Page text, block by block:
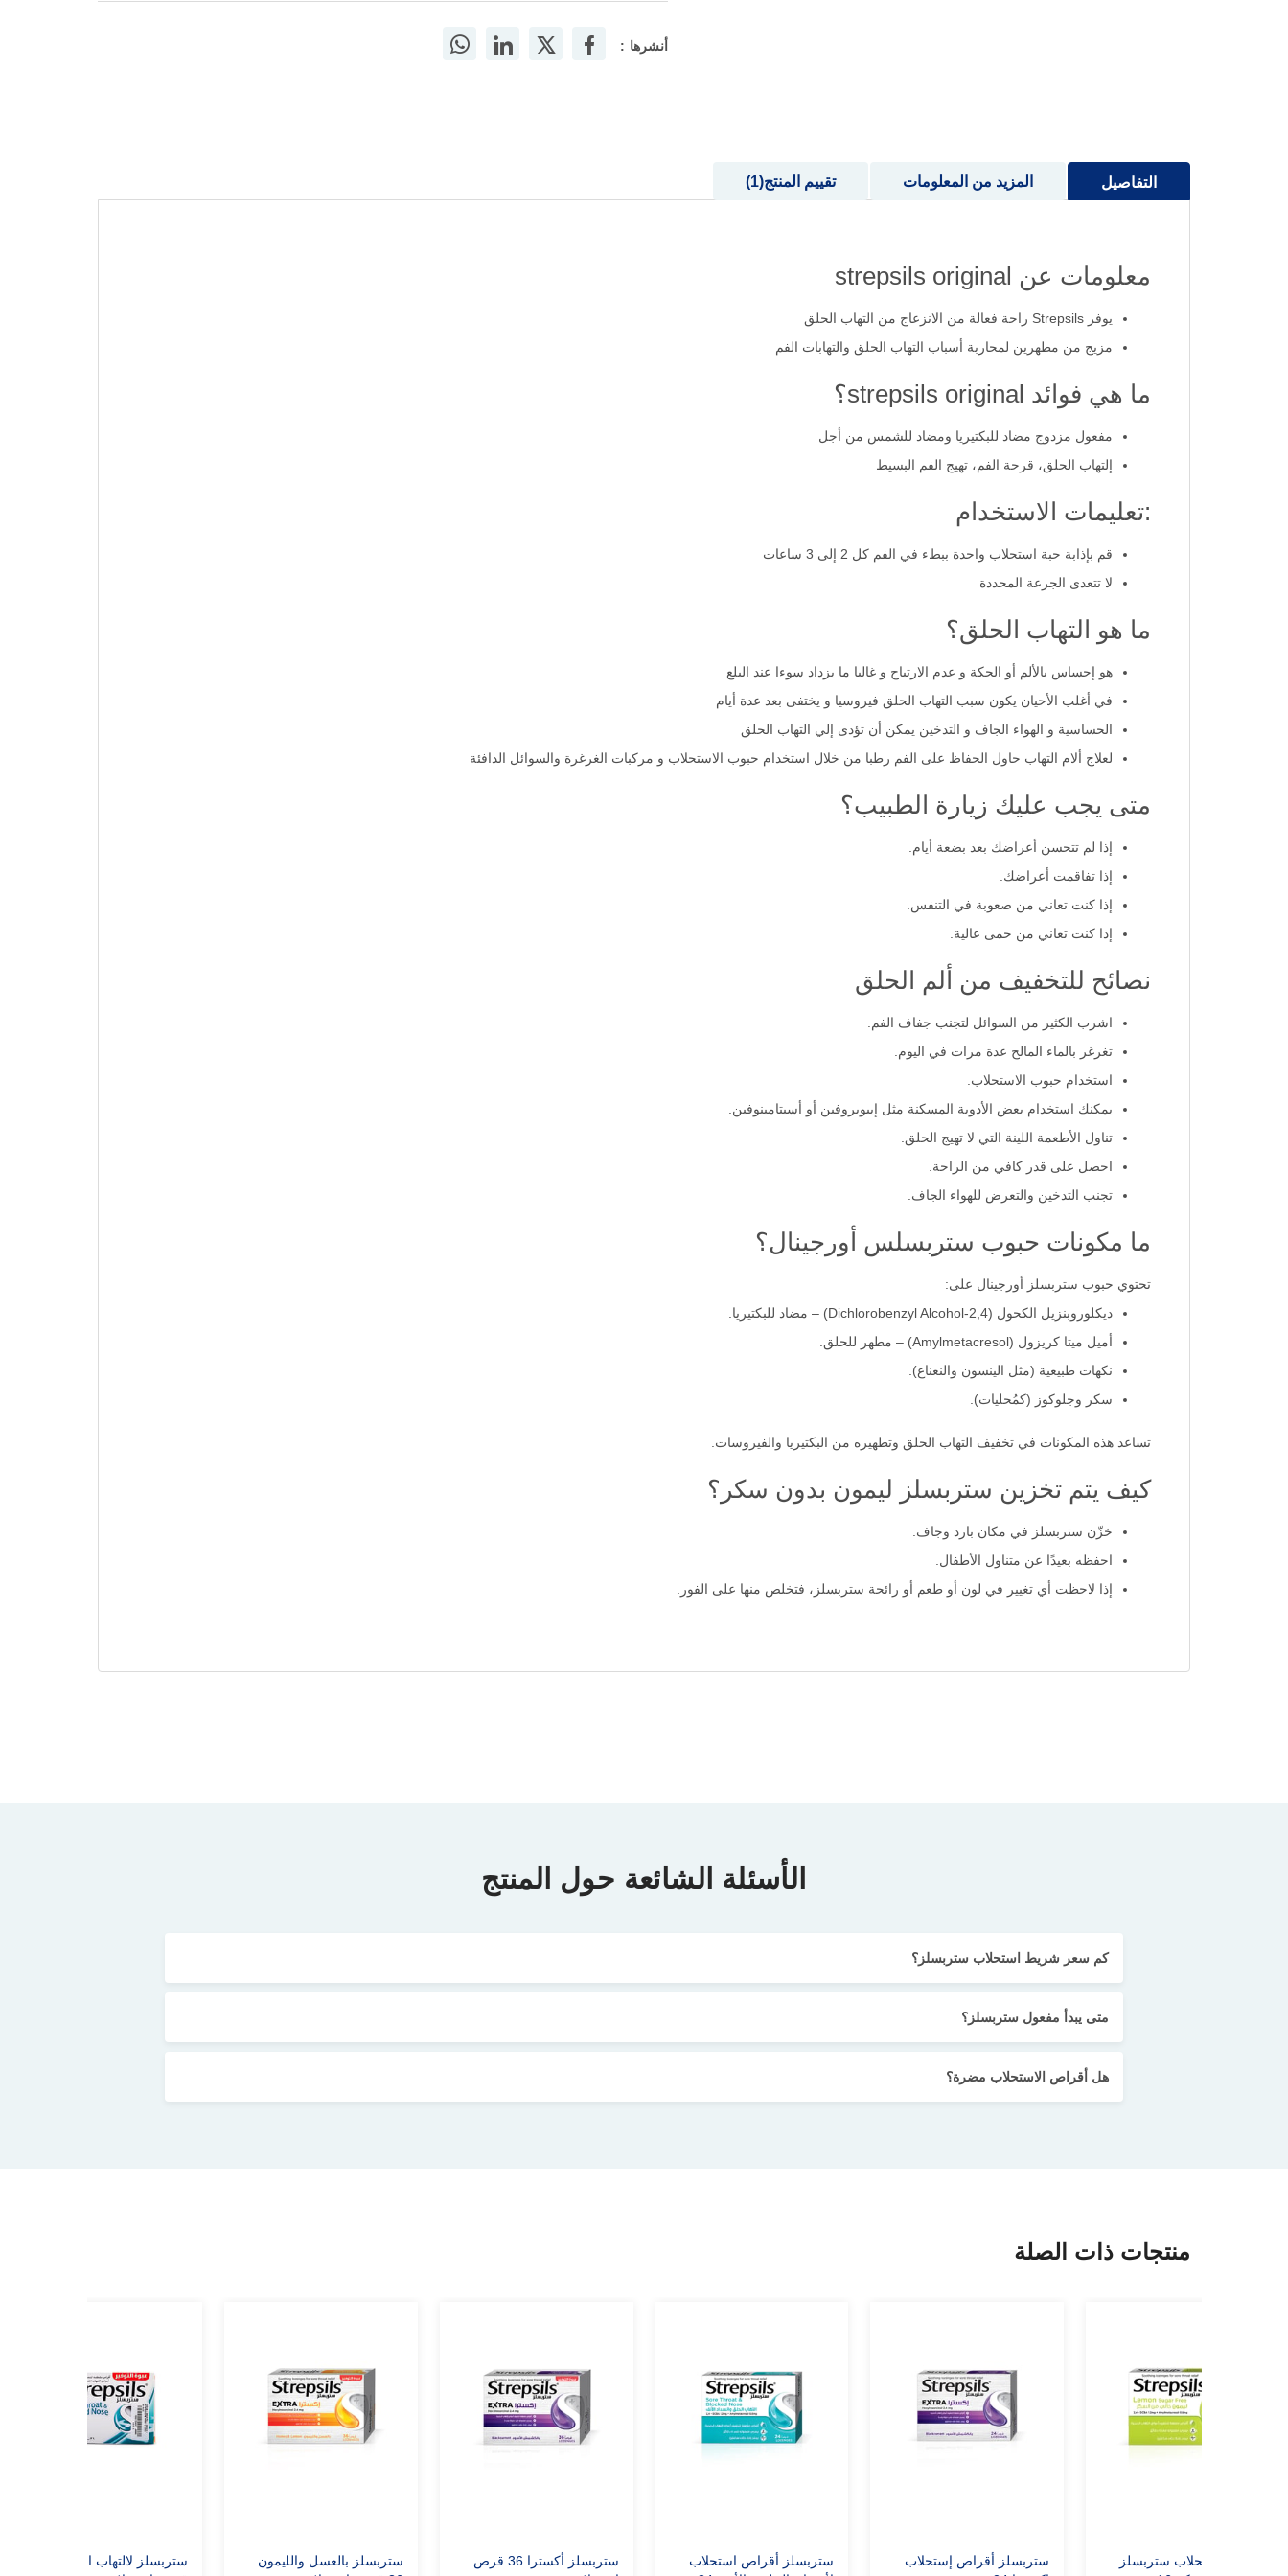
أنشرها :
التفاصيل
معلومات عن strepsils original
يوفر Strepsils راحة فعالة من الانزعاج من التهاب الحلق
مزيج من مطهرين لمحاربة أسباب التهاب الحلق والتهابات الفم
ما هي فوائد strepsils original؟
مفعول مزدوج مضاد للبكتيريا ومضاد للشمس من أجل
إلتهاب الحلق، قرحة الفم، تهيج الفم البسيط
:تعليمات الاستخدام
قم بإذابة حبة استحلاب واحدة ببطء في الفم كل 2 إلى 3 ساعات
لا تتعدى الجرعة المحددة
ما هو التهاب الحلق؟
هو إحساس بالألم أو الحكة و عدم الارتياح و غالبا ما يزداد سوءا عند البلع
في أغلب الأحيان يكون سبب التهاب الحلق فيروسيا و يختفى بعد عدة أيام
الحساسية و الهواء الجاف و التدخين يمكن أن تؤدى إلي التهاب الحلق
لعلاج ألام التهاب حاول الحفاظ على الفم رطبا من خلال استخدام حبوب الاستحلاب و مركبات الغرغرة والسوائل الدافئة
متى يجب عليك زيارة الطبيب؟
إذا لم تتحسن أعراضك بعد بضعة أيام.
إذا تفاقمت أعراضك.
إذا كنت تعاني من صعوبة في التنفس.
إذا كنت تعاني من حمى عالية.
نصائح للتخفيف من ألم الحلق
اشرب الكثير من السوائل لتجنب جفاف الفم.
تغرغر بالماء المالح عدة مرات في اليوم.
استخدام حبوب الاستحلاب.
يمكنك استخدام بعض الأدوية المسكنة مثل إيبوبروفين أو أسيتامينوفين.
تناول الأطعمة اللينة التي لا تهيج الحلق.
احصل على قدر كافي من الراحة.
تجنب التدخين والتعرض للهواء الجاف.
ما مكونات حبوب ستربسلس أورجينال؟
تحتوي حبوب ستربسلز أورجينال على:
ديكلوروبنزيل الكحول (2,4-Dichlorobenzyl Alcohol) – مضاد للبكتيريا.
أميل ميتا كريزول (Amylmetacresol) – مطهر للحلق.
نكهات طبيعية (مثل الينسون والنعناع).
سكر وجلوكوز (كمُحليات).
تساعد هذه المكونات في تخفيف التهاب الحلق وتطهيره من البكتيريا والفيروسات.
كيف يتم تخزين ستربسلز ليمون بدون سكر؟
خزّن ستربسلز في مكان بارد وجاف.
احفظه بعيدًا عن متناول الأطفال.
إذا لاحظت أي تغيير في لون أو طعم أو رائحة ستربسلز، فتخلص منها على الفور.
المزيد من المعلومات تقييم المنتج 1
الأسئلة الشائعة حول المنتج
كم سعر شريط استحلاب ستربسلز؟
متى يبدأ مفعول ستربسلز؟
هل أقراص الاستحلاب مضرة؟
منتجات ذات الصلة
أقراص استحلاب ستربسلز
ستربسلز أقراص إستحلاب
ستربسلز أقراص استحلاب
ستربسلز أكسترا 36 قرص
ستربسلز بالعسل والليمون